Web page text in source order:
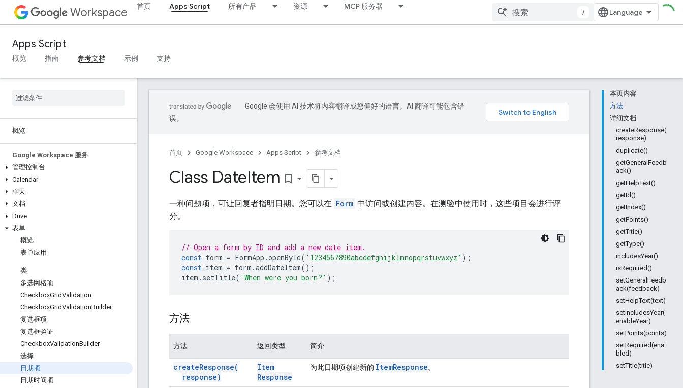
Workspace 首页 Apps Script 所有产品 资源 MCP 服务器
/
Apps Script
概览 指南 参考文档 示例 支持
概览
Google Workspace 服务
管理控制台
Calendar
聊天
文档
Drive
表单
概览
表单应用
类
多选网格项
CheckboxGridValidation
CheckboxGridValidationBuilder
复选框项
复选框验证
CheckboxValidationBuilder
选择
日期项
日期时间项
本页内容
方法
详细文档
createResponse(
response)
duplicate()
getGeneralFeedb
ack()
getHelpText()
getId()
getIndex()
getPoints()
getTitle()
getType()
includesYear()
isRequired()
setGeneralFeedb
ack(feedback)
setHelpText(text)
setIncludesYear(
enableYear)
setPoints(points)
setRequired(ena
bled)
setTitle(title)
Google 会使用 AI 技术将内容翻译成您偏好的语言。AI 翻译可能包含错
误。
首页 Google Workspace Apps Script 参考文档
Class DateItem bookmark_border
一种问题项，可让回复者指明日期。您可以在 Form 中访问或创建内容。在测验中使用时，这些项目会进行评
分。
// Open a form by ID and add a new date item.
const form = FormApp .openById( '1234567890abcdefghijklmnopqrstuvwxyz' );
const item = form .addDateItem();
item . setTitle( 'When were you born?' );
方法
方法 返回类型 简介
createResponse(
response)
Item
Response
为此日期项创建新的 ItemResponse。